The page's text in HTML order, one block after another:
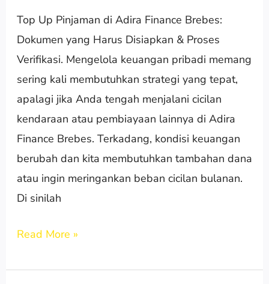
Top Up Pinjaman di Adira Finance Brebes:
Dokumen yang Harus Disiapkan & Proses
Verifikasi. Mengelola keuangan pribadi memang
sering kali membutuhkan strategi yang tepat,
apalagi jika Anda tengah menjalani cicilan
kendaraan atau pembiayaan lainnya di Adira
Finance Brebes. Terkadang, kondisi keuangan
berubah dan kita membutuhkan tambahan dana
atau ingin meringankan beban cicilan bulanan.
Di sinilah
Dokumen
yang
Harus
Disiapkan
&
Proses
Verifikasi
Read More »